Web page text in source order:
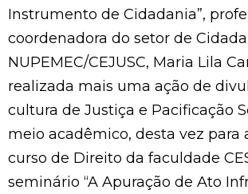
Instrumento de Cidadania”,
coordenadora do setor de
NUPEMEC/CEJUSC, Maria Lila
realizada mais uma ação de
cultura de Justiça e Pacificação
meio acadêmico, desta vez para
curso de Direito da faculdade
seminário “A Apuração de Ato